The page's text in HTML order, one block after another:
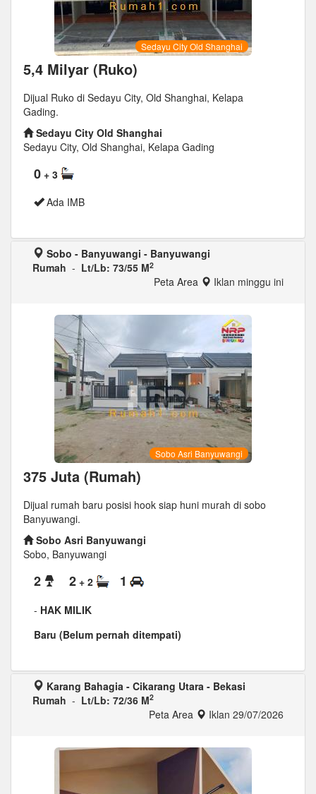
Sedayu City Old Shanghai
5,4 Milyar (Ruko)
Dijual Ruko di Sedayu City, Old Shanghai, Kelapa
Gading.
Sedayu City Old Shanghai
Sedayu City, Old Shanghai, Kelapa Gading
0 + 3
Ada IMB
Sobo - Banyuwangi - Banyuwangi
Rumah - Lt/Lb: 73/55 M2
Peta Area Iklan minggu ini
Sobo Asri Banyuwangi
375 Juta (Rumah)
Dijual rumah baru posisi hook siap huni murah di sobo
Banyuwangi.
Sobo Asri Banyuwangi
Sobo, Banyuwangi
2 2 + 2 1
- HAK MILIK
Baru (Belum pernah ditempati)
Karang Bahagia - Cikarang Utara - Bekasi
Rumah - Lt/Lb: 72/36 M2
Peta Area Iklan 29/07/2026